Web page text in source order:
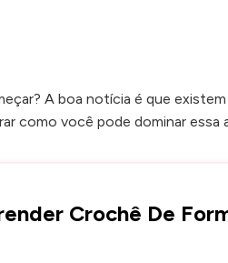
A boa notícia é que
como você pode dominar
Crochê De